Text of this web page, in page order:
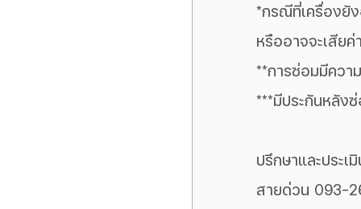
*กรณีที่เครื่องยัง
หรืออาจจะเสียค่
**การซ่อมมีควา
***มีประกันหลัง
ปรึกษาและประ
สายด่วน 093-